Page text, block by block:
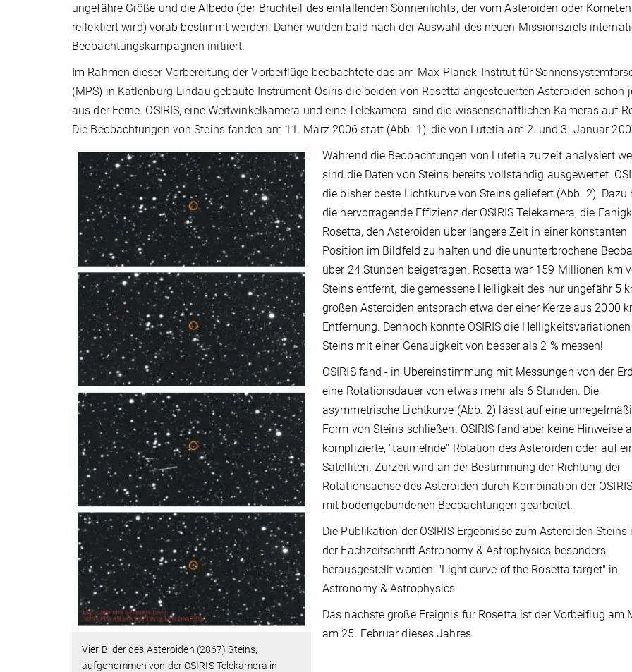
ungefähre Größe und die Albedo (der Bruchteil des einfallenden Sonnenlichts, der vom Asteroiden oder
reflektiert wird) vorab bestimmt werden. Daher wurden bald nach der Auswahl des neuen Missionsziels
Beobachtungskampagnen initiiert.
Im Rahmen dieser Vorbereitung der Vorbeiflüge beobachtete das am Max-Planck-Institut für
(MPS) in Katlenburg-Lindau gebaute Instrument Osiris die beiden von Rosetta angesteuerten Asteroiden schon
aus der Ferne. OSIRIS, eine Weitwinkelkamera und eine Telekamera, sind die wissenschaftlichen Kameras auf
Die Beobachtungen von Steins fanden am 11. März 2006 statt (Abb. 1), die von Lutetia am 2. und 3. Januar
Vier Bilder des Asteroiden (2867) Steins,
aufgenommen von der OSIRIS Telekamera in
Während die Beobachtungen von Lutetia zurzeit analysiert
sind die Daten von Steins bereits vollständig ausgewertet.
die bisher beste Lichtkurve von Steins geliefert (Abb. 2). Dazu
die hervorragende Effizienz der OSIRIS Telekamera, die
Rosetta, den Asteroiden über längere Zeit in einer konstanten
Position im Bildfeld zu halten und die ununterbrochene
über 24 Stunden beigetragen. Rosetta war 159 Millionen km
Steins entfernt, die gemessene Helligkeit des nur ungefähr 5
großen Asteroiden entsprach etwa der einer Kerze aus 2000
Entfernung. Dennoch konnte OSIRIS die
Steins mit einer Genauigkeit von besser als 2 % messen!
OSIRIS fand - in Übereinstimmung mit Messungen von der
eine Rotationsdauer von etwas mehr als 6 Stunden. Die
asymmetrische Lichtkurve (Abb. 2) lässt auf eine
Form von Steins schließen. OSIRIS fand aber keine Hinweise
komplizierte, "taumelnde" Rotation des Asteroiden oder auf
Satelliten. Zurzeit wird an der Bestimmung der Richtung der
Rotationsachse des Asteroiden durch Kombination der
mit bodengebundenen Beobachtungen gearbeitet.
Die Publikation der OSIRIS-Ergebnisse zum Asteroiden Steins
der Fachzeitschrift Astronomy & Astrophysics besonders
herausgestellt worden: "Light curve of the Rosetta target" in
Astronomy & Astrophysics
Das nächste große Ereignis für Rosetta ist der Vorbeiflug am
am 25. Februar dieses Jahres.